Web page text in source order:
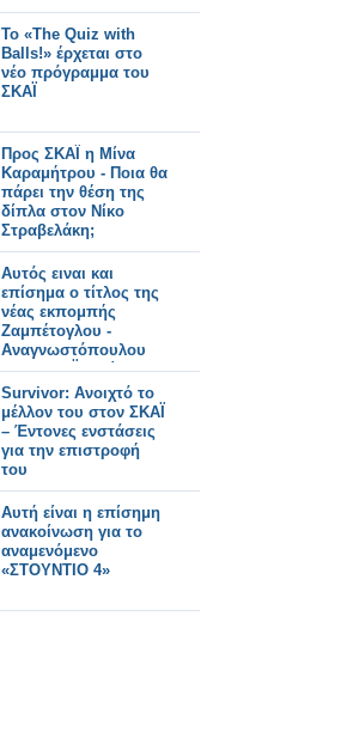
Το «The Quiz with
Balls!» έρχεται στο
νέο πρόγραμμα του
ΣΚΑΪ
Προς ΣΚΑΪ η Μίνα
Καραμήτρου - Ποια θα
πάρει την θέση της
δίπλα στον Νίκο
Στραβελάκη;
Αυτός ειναι και
επίσημα ο τίτλος της
νέας εκπομπής
Ζαμπέτογλου -
Αναγνωστόπουλου
στον ΣΚΑΪ - Δείτε το
τρειλερ
Survivor: Ανοιχτό το
μέλλον του στον ΣΚΑΪ
– Έντονες ενστάσεις
για την επιστροφή
του
Αυτή είναι η επίσημη
ανακοίνωση για το
αναμενόμενο
«ΣΤΟΥΝΤΙΟ 4»